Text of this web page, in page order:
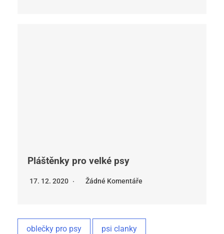
Pláštěnky pro velké psy
17. 12. 2020 Žádné Komentáře
oblečky pro psy psi clanky